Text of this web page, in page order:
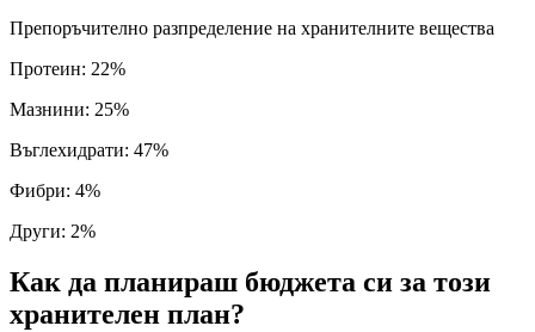
Препоръчително разпределение на хранителните вещества
Протеин: 22%
Мазнини: 25%
Въглехидрати: 47%
Фибри: 4%
Други: 2%
Как да планираш бюджета си за този
хранителен план?